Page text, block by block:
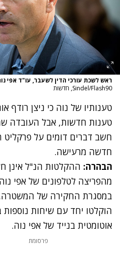
ראש לשכת עורכי הדין לשעבר, עו"ד אפי
Sindel/Flash90, חדשות
טענותיו של נוה כי ניצן רודף
טענות חדשות, אבל העובדה
חשב דברים דומים על פרקליט
חדשה מרעישה.
הבהרה: ההקלטות הנ"ל אינן
מהפריצה לטלפונים של אפי
במסגרת החקירה של המשטרה,
הוקלטו יחד עם שיחות נוספות
אוטומטית בנייד של אפי נוה.
פרסומת